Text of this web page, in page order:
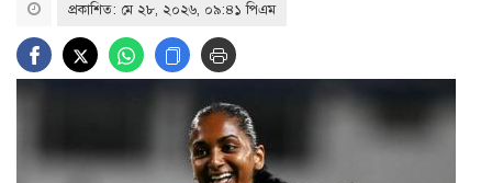
প্রকাশিত: মে ২৮, ২০২৬, ০৯:৪১ পিএম